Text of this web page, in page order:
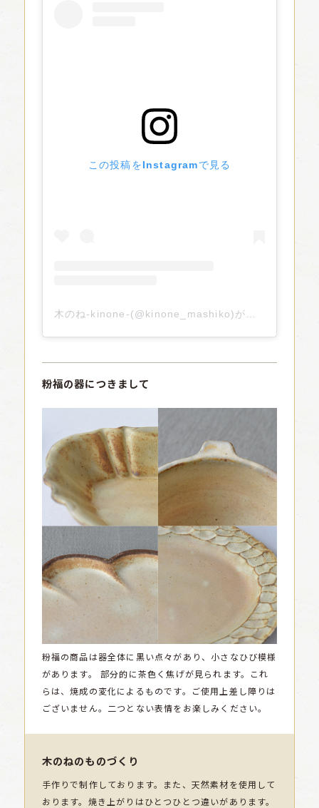
この投稿をInstagramで見る
粉福の器につきまして
粉福の商品は器全体に黒い点々があり、小さなひび模様
があります。
部分的に茶色く焦げが見られます。これ
らは、焼成の変化によるものです。ご使用上差し障りは
ございません。二つとない表情をお楽しみください。
木のねのものづくり
手作りで制作しております。また、天然素材を使用して
おります。焼き上がりはひとつひとつ違いがあります。